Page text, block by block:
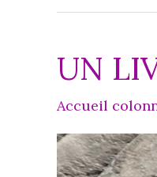
silence
de
« Vous
êtes
le
UN
Accueil